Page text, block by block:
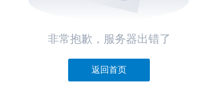
非常抱歉，服务器出错了
返回首页